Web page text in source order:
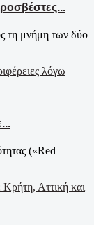
τη μνήμη των δύο
(«Red